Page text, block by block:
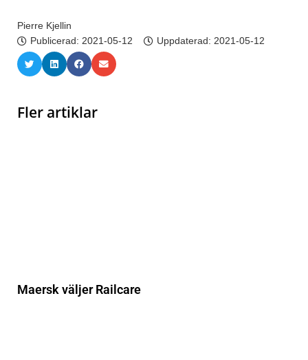
Pierre Kjellin
Publicerad: 2021-05-12 Uppdaterad: 2021-05-12
Fler artiklar
Maersk väljer Railcare